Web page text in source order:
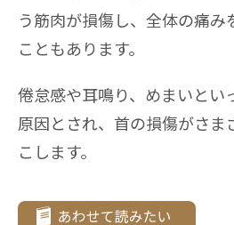
う筋肉が損傷し、全体の痛み
こともあります。
倦怠感や耳鳴り、めまいとい
原因とされ、首の損傷がさま
こします。